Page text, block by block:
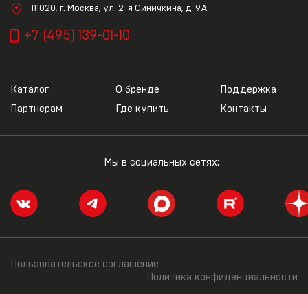
111020, г. Москва, ул. 2-я Синичкина, д. 9А
+7 (495) 139-01-10
Каталог О бренде
Поддержка
Партнерам
Где купить Контакты
Мы в социальных сетях:
Пользовательское соглашение
Политика конфиденциальности